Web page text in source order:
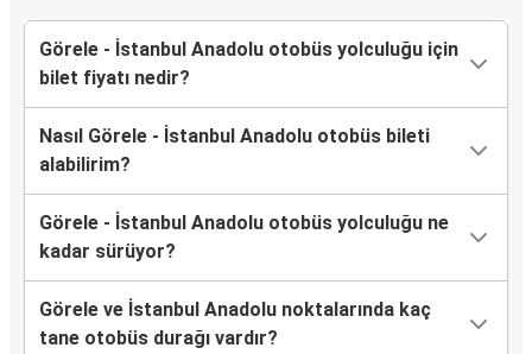
Görele - İstanbul Anadolu otobüs yolculuğu için
bilet fiyatı nedir?
Nasıl Görele - İstanbul Anadolu otobüs bileti
alabilirim?
Görele - İstanbul Anadolu otobüs yolculuğu ne
kadar sürüyor?
Görele ve İstanbul Anadolu noktalarında kaç
tane otobüs durağı vardır?